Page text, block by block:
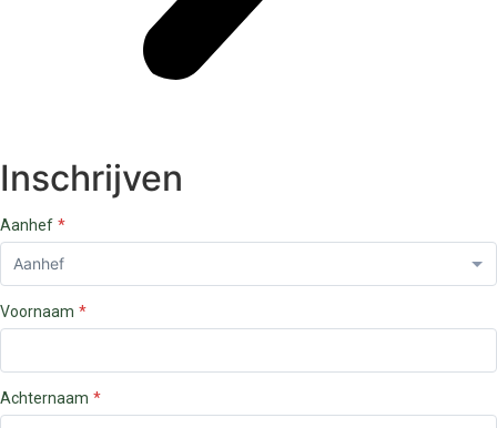
Inschrijven
Aanhef
Voornaam
Achternaam